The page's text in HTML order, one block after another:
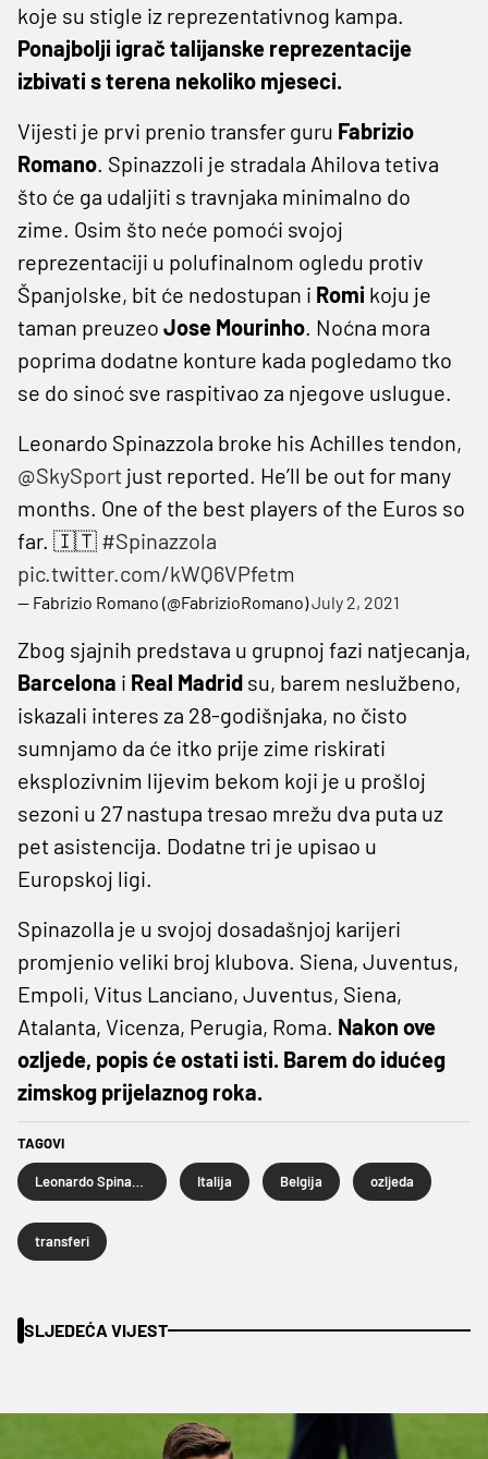
koje su stigle iz reprezentativnog kampa.
Ponajbolji igrač talijanske reprezentacije
izbivati s terena nekoliko mjeseci.
Vijesti je prvi prenio transfer guru Fabrizio
Romano. Spinazzoli je stradala Ahilova tetiva
što će ga udaljiti s travnjaka minimalno do
zime. Osim što neće pomoći svojoj
reprezentaciji u polufinalnom ogledu protiv
Španjolske, bit će nedostupan i Romi koju je
taman preuzeo Jose Mourinho. Noćna mora
poprima dodatne konture kada pogledamo tko
se do sinoć sve raspitivao za njegove uslugue.
Leonardo Spinazzola broke his Achilles tendon,
@SkySport just reported. He’ll be out for many
months. One of the best players of the Euros so
far. 🇮🇹 #Spinazzola
pic.twitter.com/kWQ6VPfetm
— Fabrizio Romano (@FabrizioRomano)July 2, 2021
Zbog sjajnih predstava u grupnoj fazi natjecanja,
Barcelona i Real Madrid su, barem neslužbeno,
iskazali interes za 28-godišnjaka, no čisto
sumnjamo da će itko prije zime riskirati
eksplozivnim lijevim bekom koji je u prošloj
sezoni u 27 nastupa tresao mrežu dva puta uz
pet asistencija. Dodatne tri je upisao u
Europskoj ligi.
Spinazolla je u svojoj dosadašnjoj karijeri
promjenio veliki broj klubova. Siena, Juventus,
Empoli, Vitus Lanciano, Juventus, Siena,
Atalanta, Vicenza, Perugia, Roma. Nakon ove
ozljede, popis će ostati isti. Barem do idućeg
zimskog prijelaznog roka.
TAGOVI
Italija Belgija ozljeda
transferi
SLJEDEĆA VIJEST